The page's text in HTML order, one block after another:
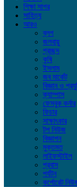
শিক্ষা সাগর
সাহিত্য
আরও
ব্লগ
জলবায়ু
প্রচ্ছদ
কৃষি
ইসলাম
জব মার্কেট
বিজ্ঞান ও
ক্যাম্পাস
ফেসবুক কর্নার
ফিচার
সাক্ষাৎকার
টপ নিউজ
বিজ্ঞাপন
মুক্তমত
লাইফস্টাইল
প্রবাস
পর্যটন
কর্পোরেট